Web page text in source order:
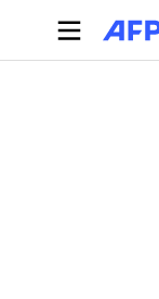
Aller au contenu
Onglets